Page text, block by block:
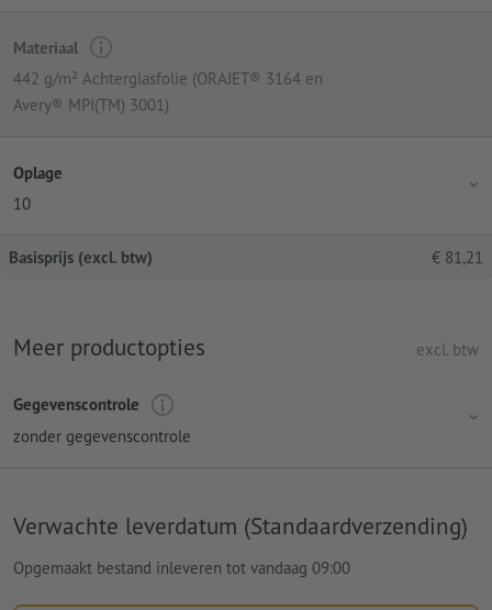
Materiaal
442 g/m² Achterglasfolie (ORAJET® 3164 en
Avery® MPI(TM) 3001)
Oplage
10
Basisprijs (excl. btw) € 81,21
Meer productopties excl. btw
Gegevenscontrole
zonder gegevenscontrole
Verwachte leverdatum (Standaardverzending)
Opgemaakt bestand inleveren tot vandaag 09:00